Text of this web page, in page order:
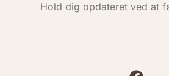
Hold dig opdateret ved at